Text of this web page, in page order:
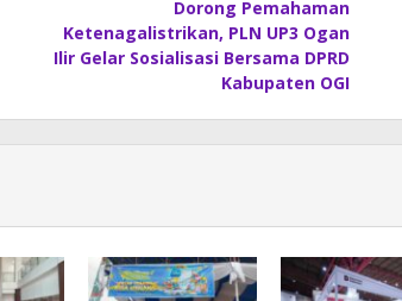
Dorong Pemahaman
Ketenagalistrikan, PLN UP3 Ogan
Ilir Gelar Sosialisasi Bersama DPRD
Kabupaten OGI